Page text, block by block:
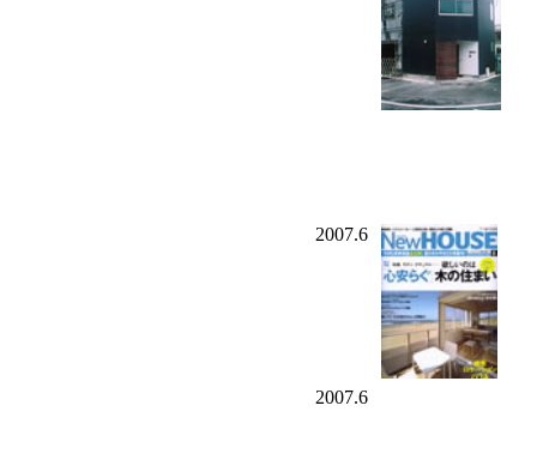
2007.6
2007.6